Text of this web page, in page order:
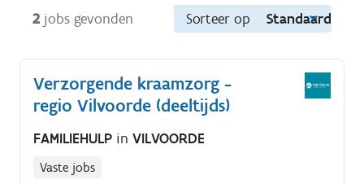
2 jobs gevonden Sorteer op Standaard
Verzorgende kraamzorg -
regio Vilvoorde (deeltijds)
FAMILIEHULP in VILVOORDE
Vaste jobs